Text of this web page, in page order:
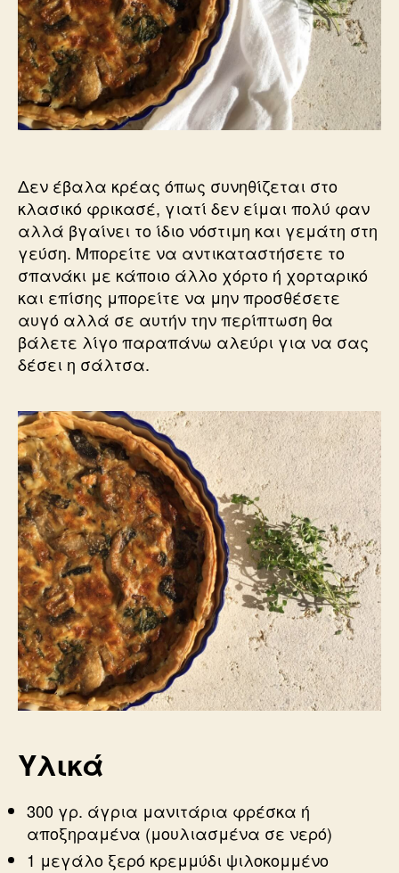
Δεν έβαλα κρέας όπως συνηθίζεται στο
κλασικό φρικασέ, γιατί δεν είμαι πολύ φαν
αλλά βγαίνει το ίδιο νόστιμη και γεμάτη στη
γεύση. Μπορείτε να αντικαταστήσετε το
σπανάκι με κάποιο άλλο χόρτο ή χορταρικό
και επίσης μπορείτε να μην προσθέσετε
αυγό αλλά σε αυτήν την περίπτωση θα
βάλετε λίγο παραπάνω αλεύρι για να σας
δέσει η σάλτσα.
Υλικά
300 γρ. άγρια μανιτάρια φρέσκα ή
αποξηραμένα (μουλιασμένα σε νερό)
1 μεγάλο ξερό κρεμμύδι ψιλοκομμένο